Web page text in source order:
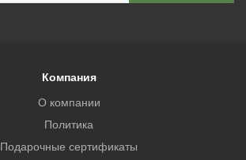
Компания
О компании
Политика
Подарочные сертификаты